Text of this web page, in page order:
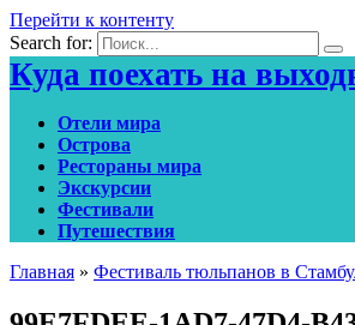
Перейти к контенту
Search for:
Куда поехать на
Отели мира
Острова
Рестораны мира
Экскурсии
Фестивали
Путешествия
Главная » Фестиваль тюльпанов в